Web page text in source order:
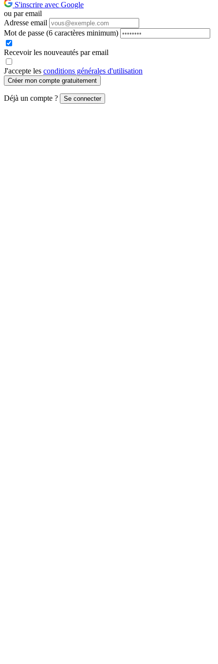
S'inscrire avec Google
ou par email
Adresse email
Mot de passe (6 caractères minimum)
Recevoir les nouveautés par email
J'accepte les conditions générales d'utilisation
Créer mon compte gratuitement
Déjà un compte ? Se connecter